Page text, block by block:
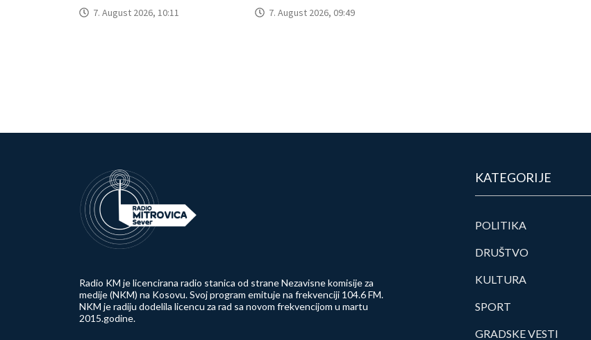
7. August 2026, 10:11 7. August 2026, 09:49
Radio KM je licencirana radio stanica od strane Nezavisne komisije za
medije (NKM) na Kosovu. Svoj program emituje na frekvenciji 104.6 FM.
NKM je radiju dodelila licencu za rad sa novom frekvencijom u martu
2015.godine.
KATEGORIJE
POLITIKA
DRUŠTVO
KULTURA
SPORT
GRADSKE VESTI